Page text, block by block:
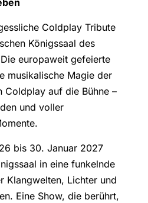
Coldplay Tribute
Königssaal des
europaweit gefeierte
musikalische Magie der
Coldplay auf die Bühne –
und voller
bis 30. Januar 2027
in eine funkelnde
Klangwelten, Lichter und
Eine Show, die berührt,